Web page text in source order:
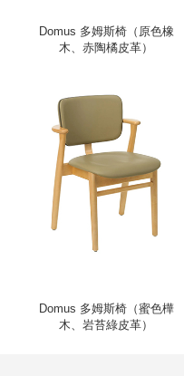
Domus 多姆斯椅（原色橡
木、赤陶橘皮革）
Domus 多姆斯椅（蜜色樺
木、岩苔綠皮革）